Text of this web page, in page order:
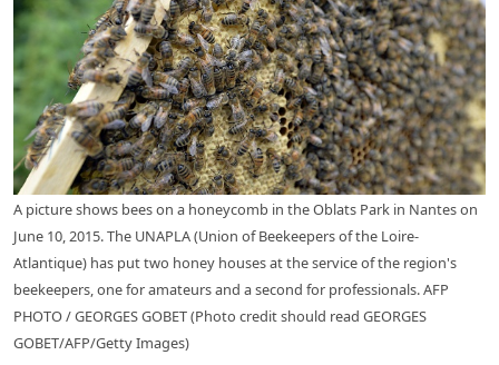
A picture shows bees on a honeycomb in the Oblats Park in Nantes on
June 10, 2015. The UNAPLA (Union of Beekeepers of the Loire-
Atlantique) has put two honey houses at the service of the region's
beekeepers, one for amateurs and a second for professionals. AFP
PHOTO / GEORGES GOBET (Photo credit should read GEORGES
GOBET/AFP/Getty Images)